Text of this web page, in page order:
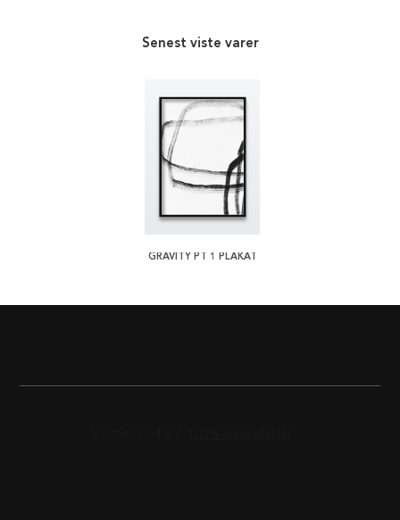
Senest viste varer
GRAVITY PT 1 PLAKAT